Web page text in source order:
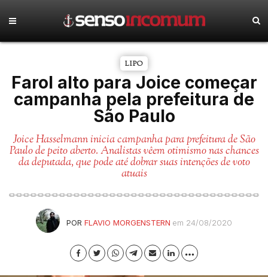
LIPO
Farol alto para Joice começar
campanha pela prefeitura de
São Paulo
Joice Hasselmann inicia campanha para prefeitura de São
Paulo de peito aberto. Analistas vêem otimismo nas chances
da deputada, que pode até dobrar suas intenções de voto
atuais
POR FLAVIO MORGENSTERN em 24/08/2020